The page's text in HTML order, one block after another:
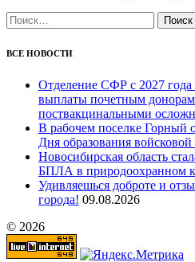
Найти:
ВСЕ НОВОСТИ
Отделение СФР с 2027 года
выплаты почетным
поствакцинальными
В рабочем поселке Горный
Дня образования войсковой
Новосибирская область
БПЛА в природоохранном
Удивляешься доброте и
города! 09.08.2026
© 2026